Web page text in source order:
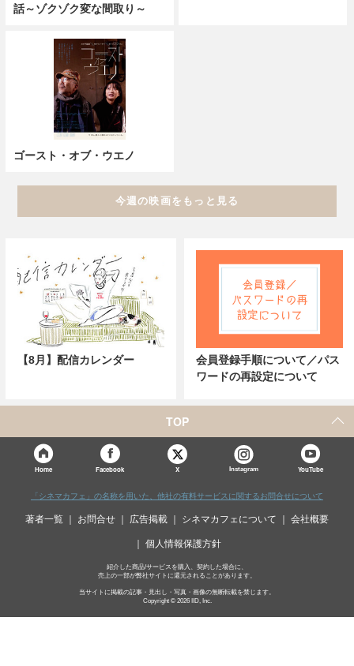
話～ゾクゾク変な間取り～
ゴースト・オブ・ウエノ
今週の映画をもっと見る
【8月】配信カレンダー
会員登録手順について／パス
ワードの再設定について
TOP
Home Facebook X Instagram YouTube
「シネマカフェ」の名称を用いた、他社の有料サービスに関するお問合せについて
著者一覧 お問合せ 広告掲載 シネマカフェについて 会社概要
個人情報保護方針
紹介した商品/サービスを購入、契約した場合に、
売上の一部が弊社サイトに還元されることがあります。
当サイトに掲載の記事・見出し・写真・画像の無断転載を禁じます。
Copyright © 2026 IID, Inc.